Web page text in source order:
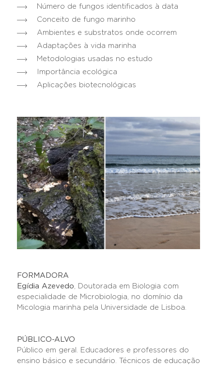
Número de fungos identificados à data
Conceito de fungo marinho
Ambientes e substratos onde ocorrem
Adaptações à vida marinha
Metodologias usadas no estudo
Importância ecológica
Aplicações biotecnológicas
FORMADORA
Egídia Azevedo, Doutorada em Biologia com
especialidade de Microbiologia, no domínio da
Micologia marinha pela Universidade de Lisboa.
PÚBLICO-ALVO
Público em geral. Educadores e professores do
ensino básico e secundário. Técnicos de educação